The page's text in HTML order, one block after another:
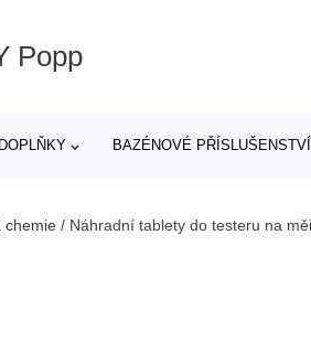
Popp
BAZÉNOVÉ PŘÍSLUŠENSTVÍ
chemie / Náhradní tablety do testeru na